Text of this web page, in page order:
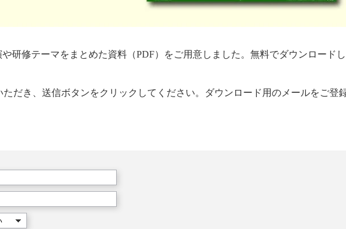
研修テーマをまとめた資料（PDF）をご用意しました。無料でダウンロード
だき、送信ボタンをクリックしてください。ダウンロード用のメールをご登